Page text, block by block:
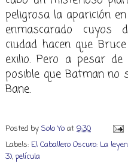
peligrosa la aparición
enmascarado cuyos
ciudad hacen que
exilio. Pero a pesar
posible que Batman
Bane.
Posted by Solo Yo at 9:30
Labels: El Caballero Oscuro: La
3), película